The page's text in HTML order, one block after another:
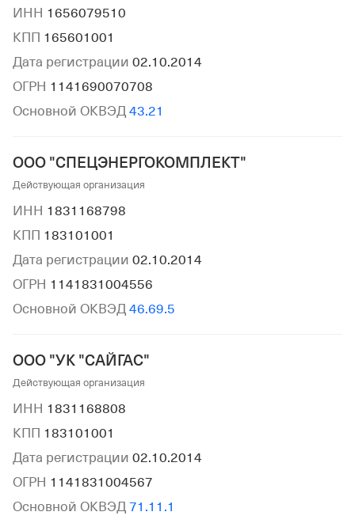
ИНН 1656079510
КПП 165601001
Дата регистрации 02.10.2014
ОГРН 1141690070708
Основной ОКВЭД 43.21
ООО "СПЕЦЭНЕРГОКОМПЛЕКТ"
Действующая организация
ИНН 1831168798
КПП 183101001
Дата регистрации 02.10.2014
ОГРН 1141831004556
Основной ОКВЭД 46.69.5
ООО "УК "САЙГАС"
Действующая организация
ИНН 1831168808
КПП 183101001
Дата регистрации 02.10.2014
ОГРН 1141831004567
Основной ОКВЭД 71.11.1